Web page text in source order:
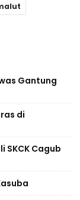
Gantung
di
SKCK Cagub